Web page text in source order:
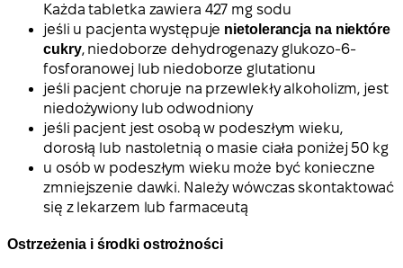
Każda tabletka zawiera 427 mg sodu
jeśli u pacjenta występuje nietolerancja na niektóre
cukry, niedoborze dehydrogenazy glukozo-6-
fosforanowej lub niedoborze glutationu
jeśli pacjent choruje na przewlekły alkoholizm, jest
niedożywiony lub odwodniony
jeśli pacjent jest osobą w podeszłym wieku,
dorosłą lub nastoletnią o masie ciała poniżej 50 kg
u osób w podeszłym wieku może być konieczne
zmniejszenie dawki. Należy wówczas skontaktować
się z lekarzem lub farmaceutą
Ostrzeżenia i środki ostrożności